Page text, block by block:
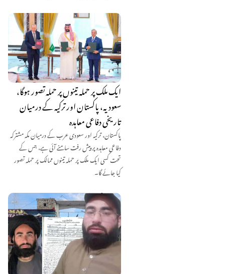
ایک ملک پر حملہ تینوں پر حملہ تصور ہوگا،
سعودیہ، پاکستان اور ترکیہ کے درمیان
تاریخی دفاعی معاہدہ
پاکستان، ترکیہ اور سعودی عرب کے درمیان مکہ مشترکہ
دفاعی معاہدہ پر پیش رفت سامنے آئی ہے، جس کے
تحت کسی ایک ملک پر حملہ تینوں ممالک پر حملہ تصور
کیا جائے گا۔